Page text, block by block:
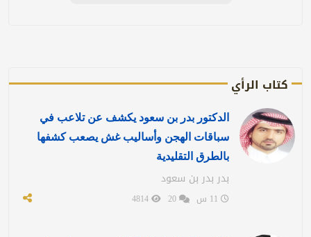
كتاب الرأي
الدكتور بدر بن سعود يكشف عن تلاعب في
سباقات الهجن وأساليب غش يصعب كشفها
بالطرق التقليدية
بدر بدر بن سعود